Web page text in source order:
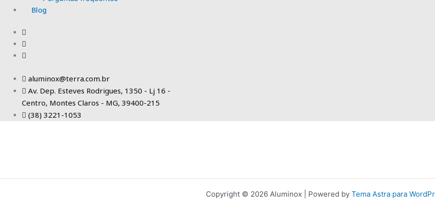
Blog
aluminox@terra.com.br
Av. Dep. Esteves Rodrigues, 1350 - Lj 16 -
Centro, Montes Claros - MG, 39400-215
(38) 3221-1053
Copyright © 2026 Aluminox | Powered by Tema Astra para